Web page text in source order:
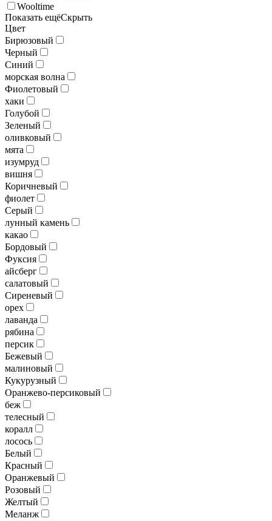
Wooltime
Показать ещёСкрыть
Цвет
Бирюзовый
Черный
Синий
морская волна
Фиолетовый
хаки
Голубой
Зеленый
оливковый
мята
изумруд
вишня
Коричневый
фиолет
Серый
лунный камень
какао
Бордовый
Фуксия
айсберг
салатовый
Сиреневый
орех
лаванда
рябина
персик
Бежевый
малиновый
Кукурузный
Оранжево-персиковый
беж
телесный
коралл
лосось
Белый
Красный
Оранжевый
Розовый
Желтый
Меланж